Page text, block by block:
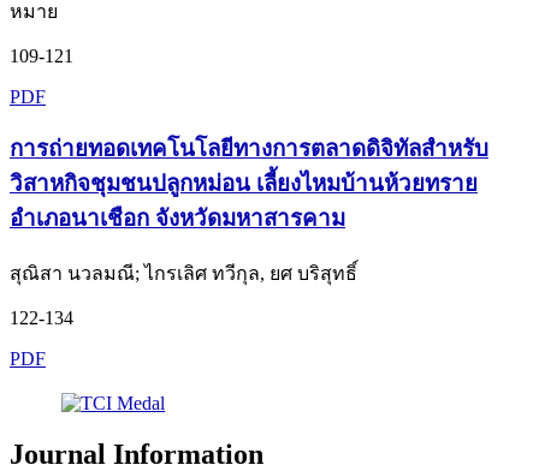
หมาย
109-121
PDF
การถ่ายทอดเทคโนโลยีทางการตลาดดิจิทัลสำหรับ
วิสาหกิจชุมชนปลูกหม่อน เลี้ยงไหมบ้านห้วยทราย
อำเภอนาเชือก จังหวัดมหาสารคาม
สุณิสา นวลมณี; ไกรเลิศ ทวีกุล, ยศ บริสุทธิ์
122-134
PDF
Journal Information